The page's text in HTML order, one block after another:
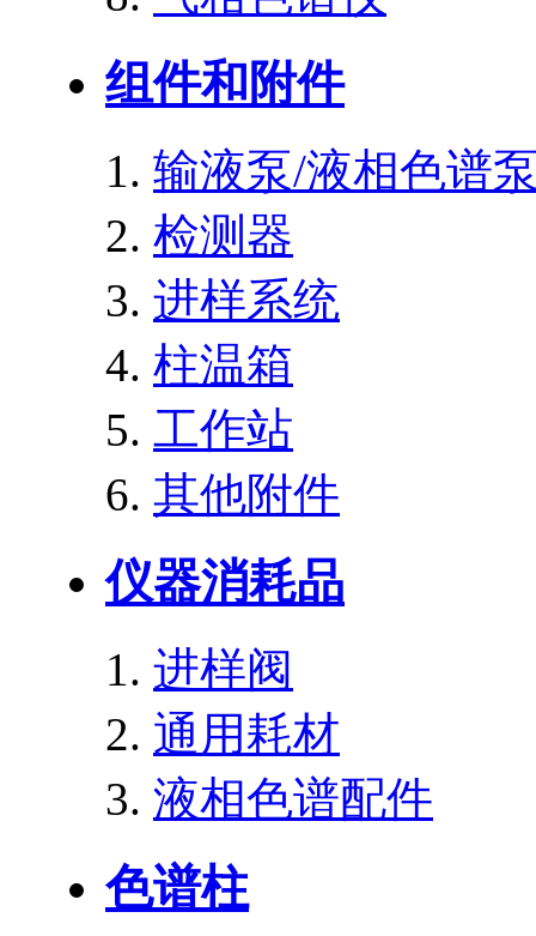
组件和附件
输液泵/液相色谱
检测器
进样系统
柱温箱
工作站
其他附件
仪器消耗品
进样阀
通用耗材
液相色谱配件
色谱柱